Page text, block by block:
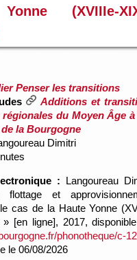
(XVIIIe-
Penser les transitions
Additions et
du Moyen Âge
la Bourgogne
Dimitri
: Langoureau
et
cas de la Haute Yonne
[en ligne], 2017,
phonotheque/c-
le 06/08/2026